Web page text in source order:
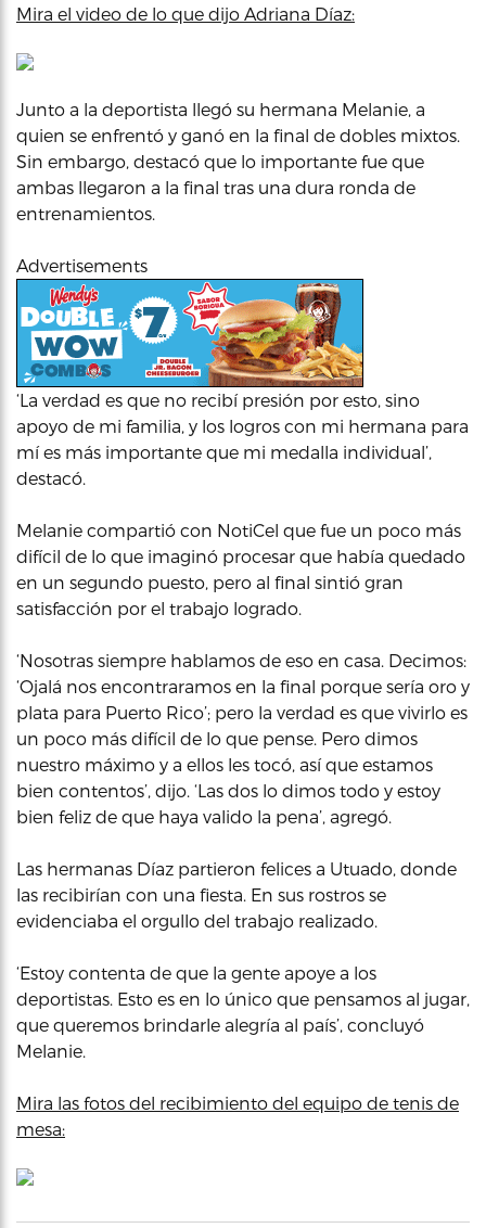
Mira el video de lo que dijo Adriana Díaz:
Junto a la deportista llegó su hermana Melanie, a
quien se enfrentó y ganó en la final de dobles mixtos.
Sin embargo, destacó que lo importante fue que
ambas llegaron a la final tras una dura ronda de
entrenamientos.
Advertisements
‘La verdad es que no recibí presión por esto, sino
apoyo de mi familia, y los logros con mi hermana para
mí es más importante que mi medalla individual’,
destacó.
Melanie compartió con NotiCel que fue un poco más
difícil de lo que imaginó procesar que había quedado
en un segundo puesto, pero al final sintió gran
satisfacción por el trabajo logrado.
‘Nosotras siempre hablamos de eso en casa. Decimos:
‘Ojalá nos encontraramos en la final porque sería oro y
plata para Puerto Rico’; pero la verdad es que vivirlo es
un poco más difícil de lo que pense. Pero dimos
nuestro máximo y a ellos les tocó, así que estamos
bien contentos’, dijo. ‘Las dos lo dimos todo y estoy
bien feliz de que haya valido la pena’, agregó.
Las hermanas Díaz partieron felices a Utuado, donde
las recibirían con una fiesta. En sus rostros se
evidenciaba el orgullo del trabajo realizado.
‘Estoy contenta de que la gente apoye a los
deportistas. Esto es en lo único que pensamos al jugar,
que queremos brindarle alegría al país’, concluyó
Melanie.
Mira las fotos del recibimiento del equipo de tenis de
mesa: